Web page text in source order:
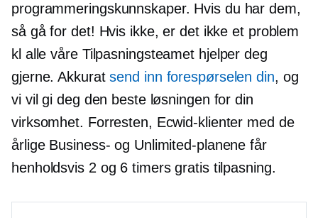
programmeringskunnskaper. Hvis du har dem,
så gå for det! Hvis ikke, er det ikke et problem
kl alle våreTilpasningsteamet hjelper deg
gjerne. Akkuratsend inn forespørselen din, og
vi vil gi deg den beste løsningen for din
virksomhet. Forresten, Ecwid-klienter med de
årlige Business- og Unlimited-planene får
henholdsvis 2 og 6 timers gratis tilpasning.